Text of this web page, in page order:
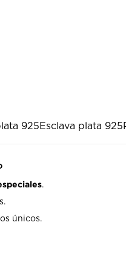
925Esclava plata 925
.
únicos.